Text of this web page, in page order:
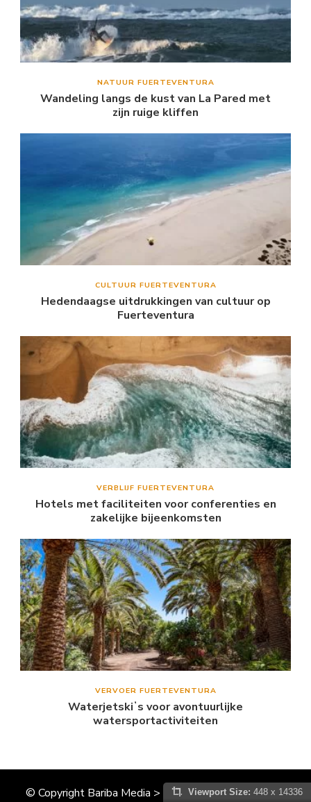
NATUUR FUERTEVENTURA
Wandeling langs de kust van La Pared met
zijn ruige kliffen
CULTUUR FUERTEVENTURA
Hedendaagse uitdrukkingen van cultuur op
Fuerteventura
VERBLIJF FUERTEVENTURA
Hotels met faciliteiten voor conferenties en
zakelijke bijeenkomsten
VERVOER FUERTEVENTURA
Waterjetskiʼs voor avontuurlijke
watersportactiviteiten
© Copyright Bariba Media > CanarischeEilandenInfo.nl
Viewport Size: 448 x 14336